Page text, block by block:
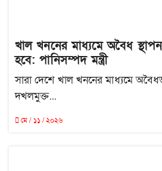
খাল খননের মাধ্যমে অবৈধ
হবে: পানিসম্পদ মন্ত্রী
সারা দেশে খাল খননের মাধ্যমে
দখলমুক্ত...
মে / ১১ / ২০২৬